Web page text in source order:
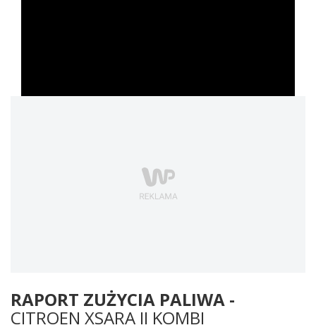
RAPORT ZUŻYCIA PALIWA -
CITROEN XSARA II KOMBI